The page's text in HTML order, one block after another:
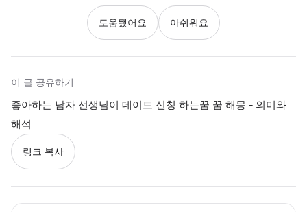
도움됐어요 아쉬워요
이 글 공유하기
좋아하는 남자 선생님이 데이트 신청 하는꿈 꿈 해몽 - 의미와
해석
링크 복사